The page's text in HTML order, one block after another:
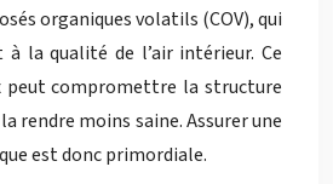
organiques volatils (COV), qui
la qualité de l’air intérieur. Ce
peut compromettre la structure
rendre moins saine. Assurer une
est donc primordiale.